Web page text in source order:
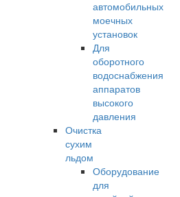
автомобильных
моечных
установок
Для
оборотного
водоснабжения
аппаратов
высокого
давления
Очистка
сухим
льдом
Оборудование
для